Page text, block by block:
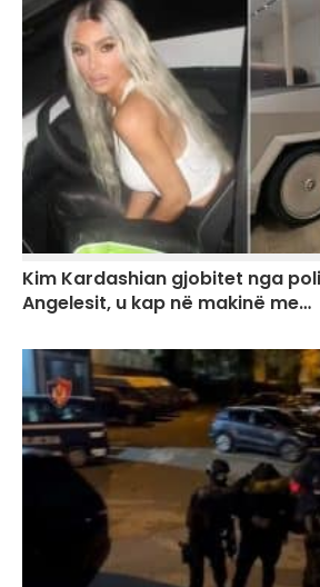
Kim Kardashian gjobitet nga
Angelesit, u kap në makinë me…